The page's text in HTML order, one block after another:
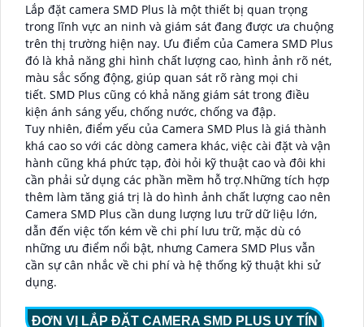
Lắp đặt camera SMD Plus là một thiết bị quan trọng
trong lĩnh vực an ninh và giám sát đang được ưa chuộng
trên thị trường hiện nay. Ưu điểm của Camera SMD Plus
đó là khả năng ghi hình chất lượng cao, hình ảnh rõ nét,
màu sắc sống động, giúp quan sát rõ ràng mọi chi
tiết. SMD Plus cũng có khả năng giám sát trong điều
kiện ánh sáng yếu, chống nước, chống va đập.
Tuy nhiên, điểm yếu của Camera SMD Plus là giá thành
khá cao so với các dòng camera khác, việc cài đặt và vận
hành cũng khá phức tạp, đòi hỏi kỹ thuật cao và đôi khi
cần phải sử dụng các phần mềm hỗ trợ.Những tích hợp
thêm làm tăng giá trị là do hình ảnh chất lượng cao nên
Camera SMD Plus cần dung lượng lưu trữ dữ liệu lớn,
dẫn đến việc tốn kém về chi phí lưu trữ, mặc dù có
những ưu điểm nổi bật, nhưng Camera SMD Plus vẫn
cần sự cân nhắc về chi phí và hệ thống kỹ thuật khi sử
dụng.
ĐƠN VỊ LẮP ĐẶT CAMERA SMD PLUS UY TÍN